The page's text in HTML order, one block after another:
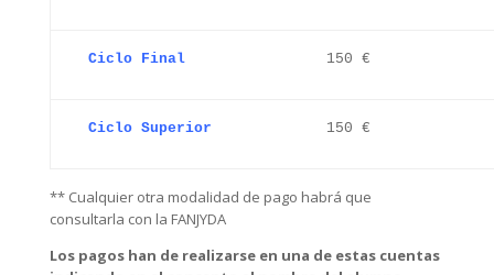
Ciclo Final 150 €
Ciclo Superior 150 €
** Cualquier otra modalidad de pago habrá que
consultarla con la FANJYDA
Los pagos han de realizarse en una de estas cuentas